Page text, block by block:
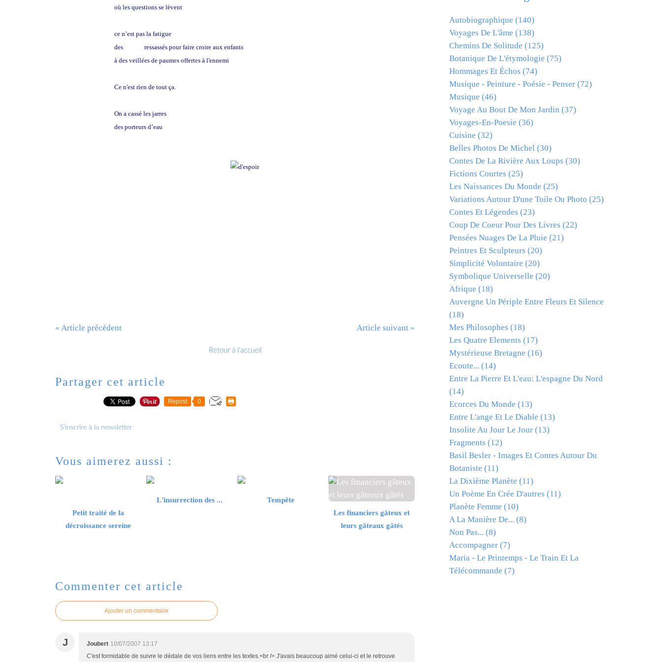
où les questions se lèvent
ce n’est pas la fatigue
des
ressassés pour faire croire aux enfants
à des veillées de paumes offertes à l'ennemi
Ce n'est rien de tout ça.
On a cassé les jarres
des porteurs d’eau
« Article précédent Article suivant »
Retour à l'accueil
Partager cet article
Repost 0
S'inscrire à la newsletter
Vous aimerez aussi :
Petit traité de la
décroissance sereine
L'insurrection des ...
Tempête
Les financiers gâteux et
leurs gâteaux gâtés
Commenter cet article
Ajouter un commentaire
J Joubert 10/07/2007 13:17
C'est formidable de suivre le dédale de vos liens entre les textes.<br /> J'avais beaucoup aimé celui-ci et le retrouve
Autobiographique (140)
Voyages De L'âme (138)
Chemins De Solitude (125)
Botanique De L'étymologie (75)
Hommages Et Échos (74)
Musique - Peinture - Poésie - Penser (72)
Musique (46)
Voyage Au Bout De Mon Jardin (37)
Voyages-En-Poesie (36)
Cuisine (32)
Belles Photos De Michel (30)
Contes De La Rivière Aux Loups (30)
Fictions Courtes (25)
Les Naissances Du Monde (25)
Variations Autour D'une Toile Ou Photo (25)
Contes Et Légendes (23)
Coup De Coeur Pour Des Livres (22)
Pensées Nuages De La Pluie (21)
Peintres Et Sculpteurs (20)
Simplicité Volontaire (20)
Symbolique Universelle (20)
Afrique (18)
Auvergne Un Périple Entre Fleurs Et Silence
(18)
Mes Philosophes (18)
Les Quatre Elements (17)
Mystérieuse Bretagne (16)
Ecoute... (14)
Entre La Pierre Et L'eau: L'espagne Du Nord
(14)
Ecorces Du Monde (13)
Entre L'ange Et Le Diable (13)
Insolite Au Jour Le Jour (13)
Fragments (12)
Basil Besler - Images Et Contes Autour Du
Botaniste (11)
La Dixième Planète (11)
Un Poème En Crée D'autres (11)
Planète Femme (10)
A La Manière De... (8)
Non Pas... (8)
Accompagner (7)
Maria - Le Printemps - Le Train Et La
Télécommande (7)